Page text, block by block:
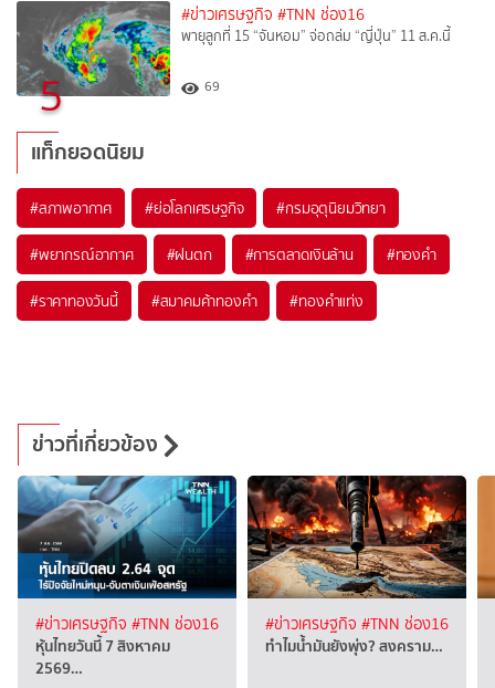
5
#ข่าวเศรษฐกิจ #TNN ช่อง16
พายุลูกที่ 15 “จันหอม” จ่อถล่ม “ญี่ปุ่น” 11 ส.ค.นี้
69
แท็กยอดนิยม
#สภาพอากาศ #ย่อโลกเศรษฐกิจ #กรมอุตุนิยมวิทยา
#พยากรณ์อากาศ #ฝนตก #การตลาดเงินล้าน #ทองคำ
#ราคาทองวันนี้ #สมาคมค้าทองคำ #ทองคำแท่ง
ข่าวที่เกี่ยวข้อง
#ข่าวเศรษฐกิจ #TNN ช่อง16
หุ้นไทยวันนี้ 7 สิงหาคม
2569…
#ข่าวเศรษฐกิจ #TNN ช่อง16
ทำไมน้ำมันยังพุ่ง? สงคราม…